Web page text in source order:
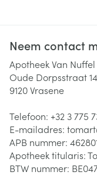
Neem contact
Apotheek Van
Oude Dorpsstraat 14
9120Vrasene
Telefoon: +32 3 775
E-mailadres:
APB nummer:
Apotheek titularis:
BTW nummer: